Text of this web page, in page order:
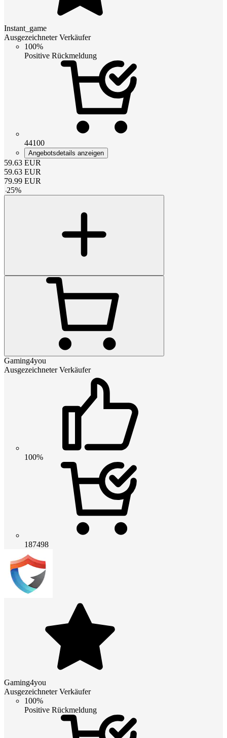
Instant_game
Ausgezeichneter Verkäufer
100%
Positive Rückmeldung
44100
Angebotsdetails anzeigen
59.63 EUR
59.63 EUR
79.99 EUR
-25%
Gaming4you
Ausgezeichneter Verkäufer
100%
187498
Gaming4you
Ausgezeichneter Verkäufer
100%
Positive Rückmeldung